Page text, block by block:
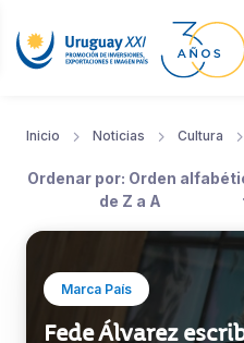
Inicio Noticias Cultura
Ordenar por: Orden
de Z a A
Marca País
Fede Álvarez